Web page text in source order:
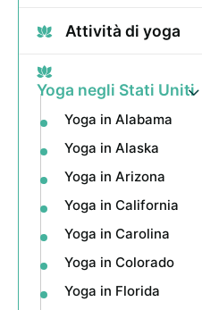
Attività di yoga
Yoga negli Stati Uniti
Yoga in Alabama
Yoga in Alaska
Yoga in Arizona
Yoga in California
Yoga in Carolina
Yoga in Colorado
Yoga in Florida